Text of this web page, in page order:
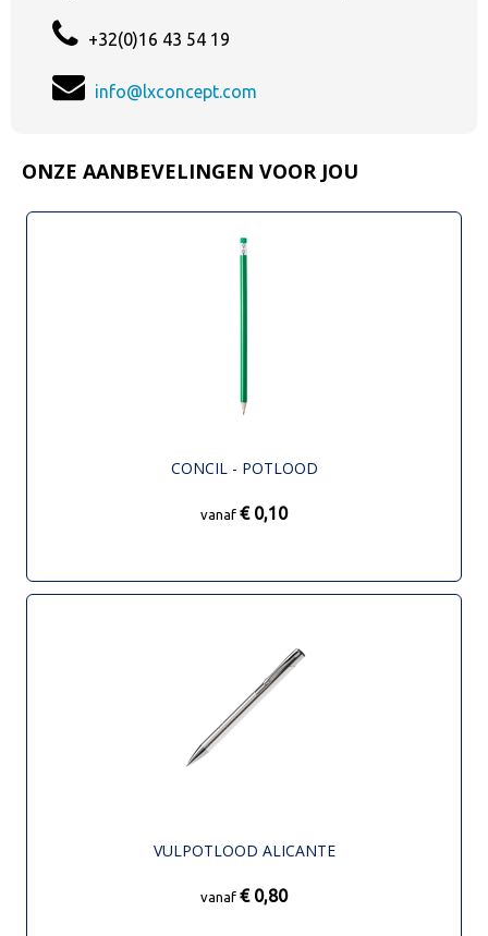
+32(0)16 43 54 19
info@lxconcept.com
ONZE AANBEVELINGEN VOOR JOU
CONCIL - POTLOOD
vanaf € 0,10
VULPOTLOOD ALICANTE
vanaf € 0,80